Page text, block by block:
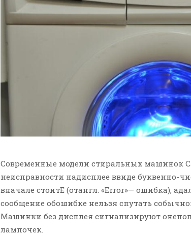
Современные модели стиральных машинок
неисправности надисплее ввиде буквенно-
вначале стоитE (отангл. «Error»— ошибка),
сообщение обошибке нельзя спутать
Машинки без дисплея сигнализируют
лампочек.